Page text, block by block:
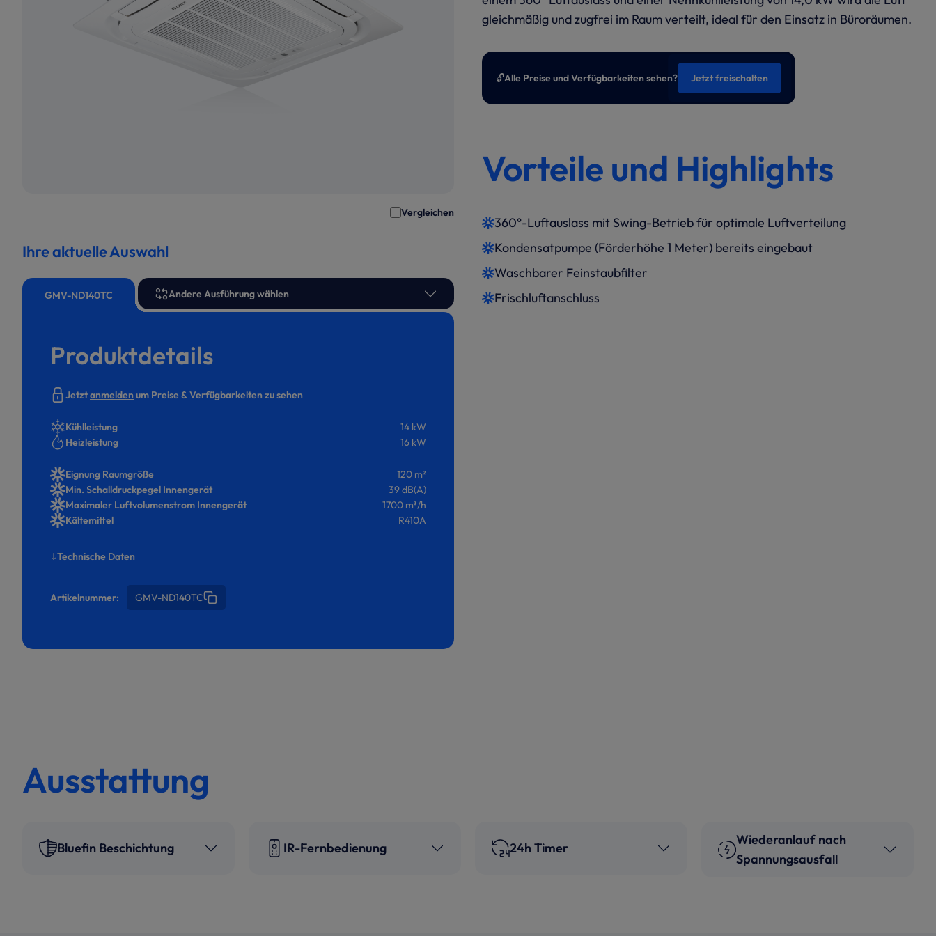
Vergleichen
Ihre aktuelle Auswahl
GMV-ND140TC Andere Ausführung wählen
Produktdetails
Jetztanmeldenum Preise & Verfügbarkeiten zu sehen
Kühlleistung
14 kW
Heizleistung
16 kW
Eignung Raumgröße
120 m²
Min. Schalldruckpegel Innengerät
39 dB(A)
Maximaler Luftvolumenstrom Innengerät
1700 m³/h
Kältemittel
R410A
Technische Daten
Artikelnummer: GMV-ND140TC
gleichmäßig und zugfrei im Raum verteilt, ideal für den Einsatz in Büroräumen.
🔓Alle Preise und Verfügbarkeiten sehen? Jetzt freischalten
Vorteile und Highlights
360°-Luftauslass mit Swing-Betrieb für optimale Luftverteilung
Kondensatpumpe (Förderhöhe 1 Meter) bereits eingebaut
Waschbarer Feinstaubfilter
Frischluftanschluss
Ausstattung
Bluefin Beschichtung IR-Fernbedienung 24h Timer
Wiederanlauf nach
Spannungsausfall